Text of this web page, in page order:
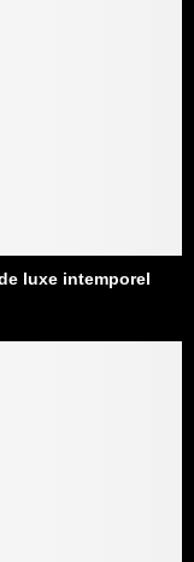
luxe intemporel